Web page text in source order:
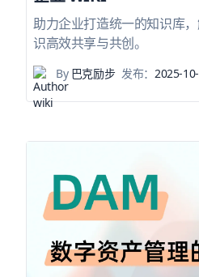
助力企业打造统一的知识库
识高效共享与共创。
By巴克励步 发布：2025-